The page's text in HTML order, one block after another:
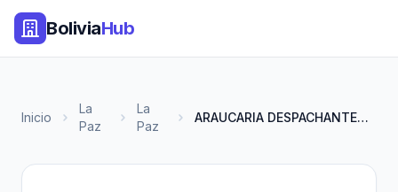
BoliviaHub
Inicio
La
Paz
La
Paz
ARAUCARIA DESPACHANTES DE ADUA...